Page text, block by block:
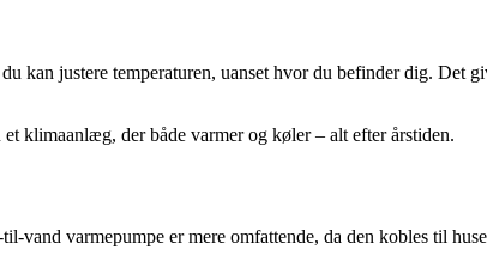
kan justere temperaturen, uanset hvor du befinder dig. Det
klimaanlæg, der både varmer og køler – alt efter årstiden.
varmepumpe er mere omfattende, da den kobles til